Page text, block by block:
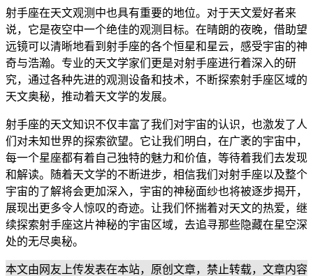
射手座在天文观测中也具有重要的地位。对于天文爱好者来
说，它是夜空中一个绝佳的观测目标。在晴朗的夜晚，借助望
远镜可以清晰地看到射手座的各个恒星和星云，感受宇宙的神
奇与浩瀚。专业的天文学家们更是对射手座进行着深入的研
究，通过各种先进的观测设备和技术，不断探索射手座区域的
天文奥秘，推动着天文学的发展。
射手座的天文知识不仅丰富了我们对宇宙的认识，也激发了人
们对未知世界的探索欲望。它让我们明白，在广袤的宇宙中，
每一个星座都有着自己独特的魅力和价值，等待着我们去发现
和解读。随着天文学的不断进步，相信我们对射手座以及整个
宇宙的了解将会更加深入，宇宙的神秘面纱也将被逐步揭开，
展现出更多令人惊叹的奇迹。让我们怀揣着对天文的热爱，继
续探索射手座这片神秘的宇宙区域，去追寻那些隐藏在星空深
处的无尽奥秘。
本文由网友上传发表在本站，原创文章，禁止转载，文章内容